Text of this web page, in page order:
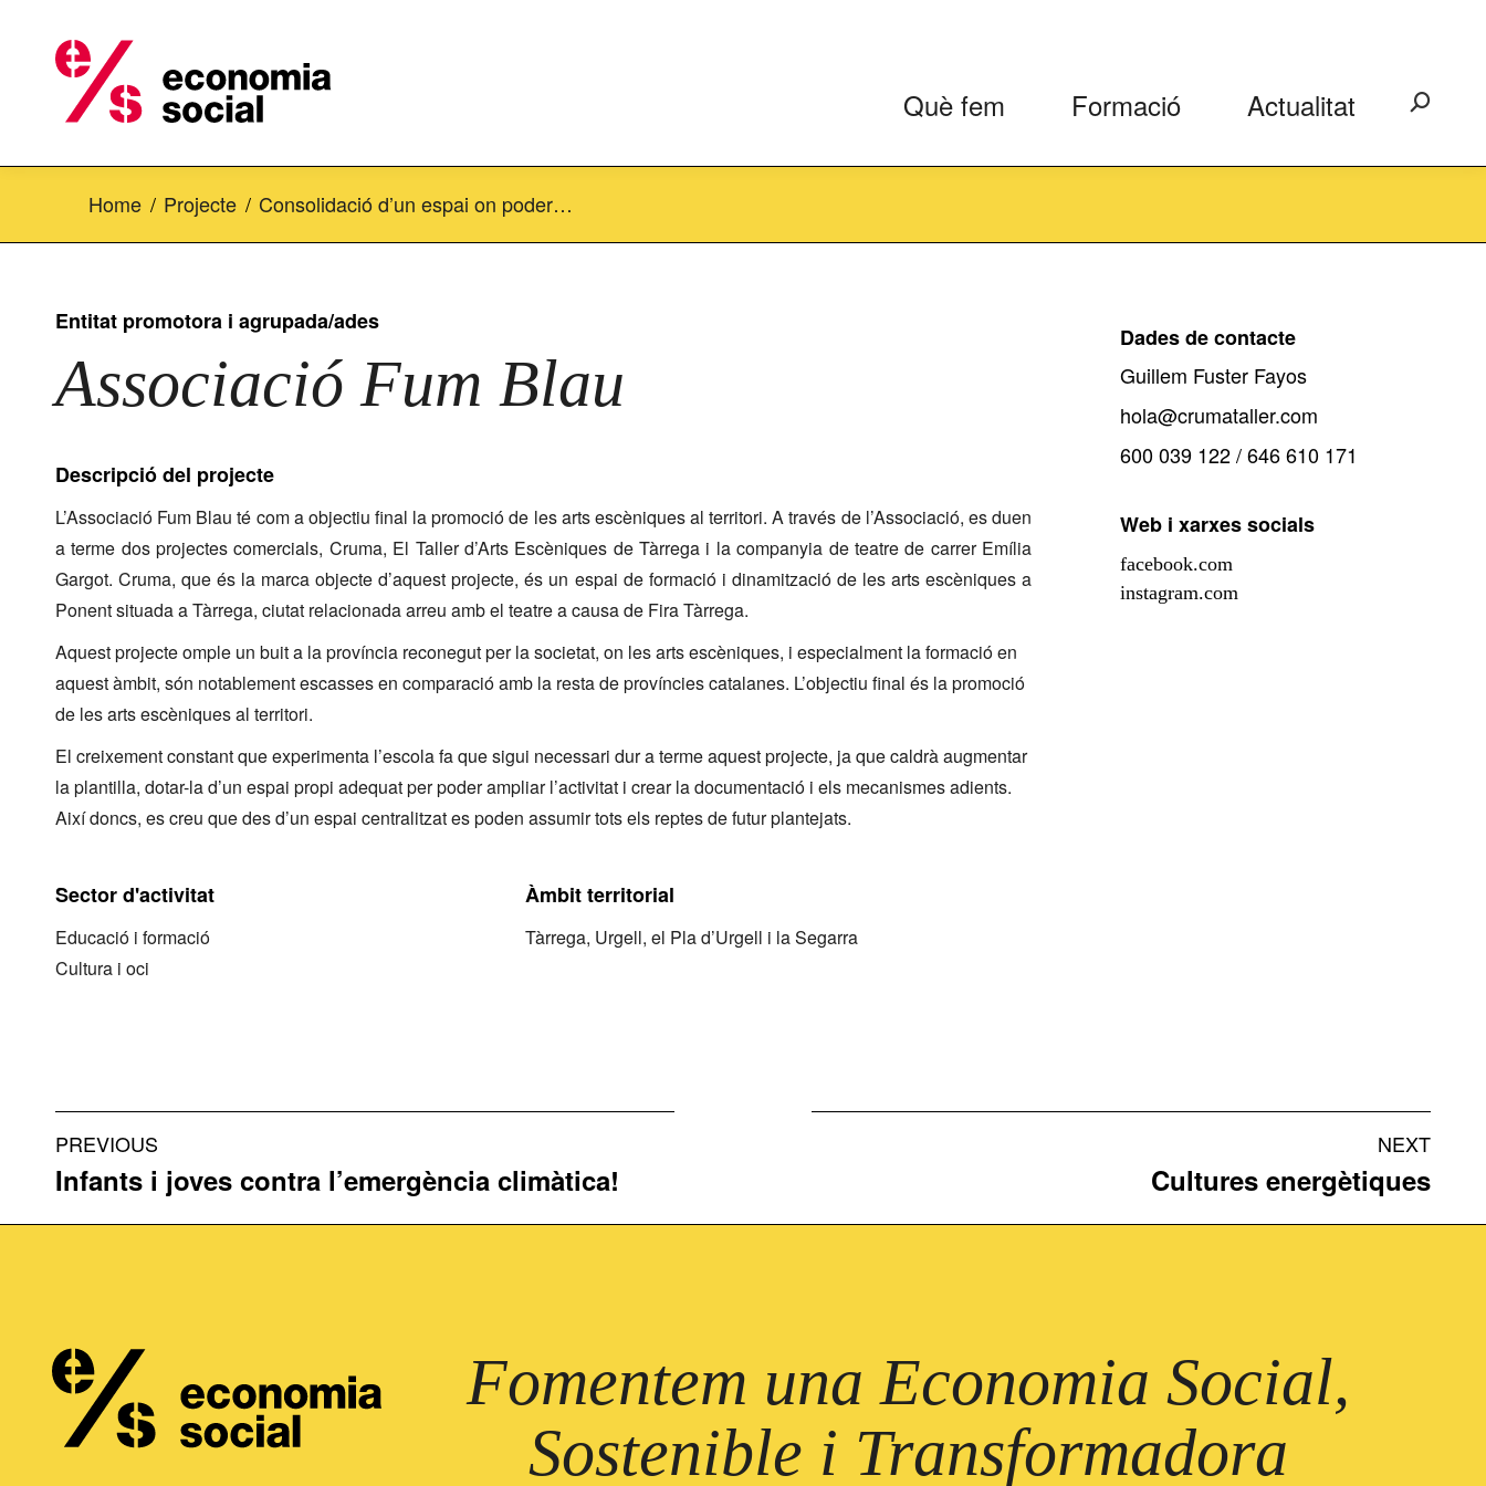
Què fem Formació Actualitat Search:
Home Projecte Consolidació d’un espai on poder…
Entitat promotora i agrupada/ades
Associació Fum Blau
Descripció del projecte
L’Associació Fum Blau té com a objectiu final la promoció de les arts escèniques al territori. A través de l’Associació, es duen
a terme dos projectes comercials, Cruma, El Taller d’Arts Escèniques de Tàrrega i la companyia de teatre de carrer Emília
Gargot. Cruma, que és la marca objecte d’aquest projecte, és un espai de formació i dinamització de les arts escèniques a
Ponent situada a Tàrrega, ciutat relacionada arreu amb el teatre a causa de Fira Tàrrega.
Aquest projecte omple un buit a la província reconegut per la societat, on les arts escèniques, i especialment la formació en
aquest àmbit, són notablement escasses en comparació amb la resta de províncies catalanes. L’objectiu final és la promoció
de les arts escèniques al territori.
El creixement constant que experimenta l’escola fa que sigui necessari dur a terme aquest projecte, ja que caldrà augmentar
la plantilla, dotar-la d’un espai propi adequat per poder ampliar l’activitat i crear la documentació i els mecanismes adients.
Així doncs, es creu que des d’un espai centralitzat es poden assumir tots els reptes de futur plantejats.
Dades de contacte
Guillem Fuster Fayos
hola@crumataller.com
600 039 122 / 646 610 171
Web i xarxes socials
facebook.com
instagram.com
Sector d'activitat
Educació i formació
Cultura i oci
Àmbit territorial
Tàrrega, Urgell, el Pla d’Urgell i la Segarra
Project
navigation
PREVIOUS
Previous
Infants i joves contra l’emergència climàtica!
NEXT
Cultures energètiques
Fomentem una Economia Social,
Sostenible i Transformadora